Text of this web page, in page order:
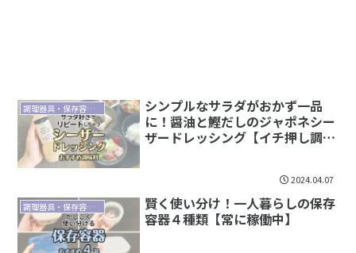
調理器具・保存容器・食器
シンプルなサラダがおかず一品
に！醤油と鰹だしのジャポネシー
ザードレッシング【イチ押し調味
2024.04.07
調理器具・保存容器・食器
賢く使い分け！一人暮らしの保存
容器４種類【常に稼働中】